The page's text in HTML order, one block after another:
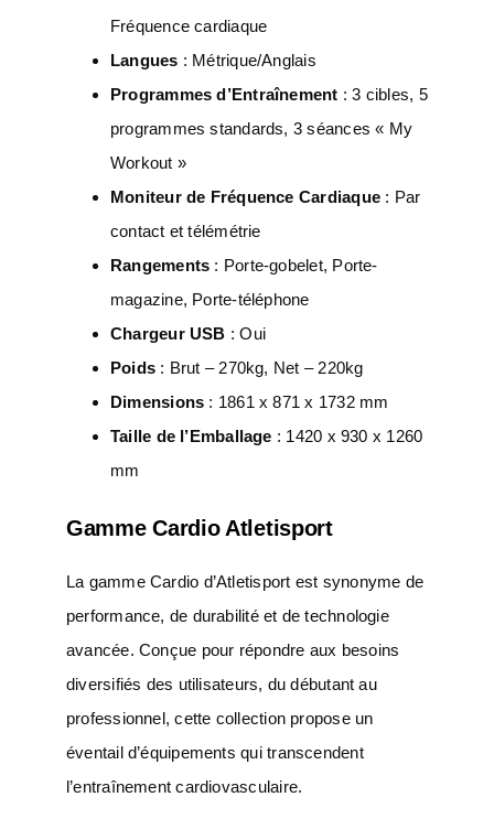
Fréquence cardiaque
Langues : Métrique/Anglais
Programmes d’Entraînement : 3 cibles, 5
programmes standards, 3 séances « My
Workout »
Moniteur de Fréquence Cardiaque: Par
contact et télémétrie
Rangements : Porte-gobelet, Porte-
magazine, Porte-téléphone
Chargeur USB : Oui
Poids : Brut – 270kg, Net – 220kg
Dimensions : 1861 x 871 x 1732 mm
Taille de l’Emballage : 1420 x 930 x 1260
mm
Gamme Cardio Atletisport
La gamme Cardio d’Atletisport est synonyme de
performance, de durabilité et de technologie
avancée. Conçue pour répondre aux besoins
diversifiés des utilisateurs, du débutant au
professionnel, cette collection propose un
éventail d’équipements qui transcendent
l’entraînement cardiovasculaire.